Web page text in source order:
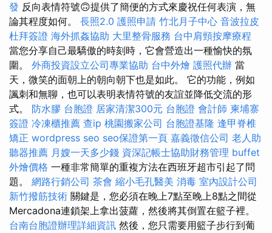
發 反向表情符號🙃提供了簡便的方式來慶祝任何表演，無
論其程度如何。 長照2.0 護照申請 竹北月子中心 音波拉皮
杜拜簽證 海外抓姦協助 大里整骨服務 台中肩頸按摩療程
當您分享自己最驕傲的時刻時，它會營造出一種愉快的氛
圍。 外商投資設立公司專業協助 台中外燴 護照代辦 當
天，微笑的面朝上的朝向朝下也是如此。 它的功能，例如
諷刺和無聊，也可以表明表情符號的友誼並降低交流的形
式。 防水膠 台胞證 居家清潔300元 台胞證 會計師 柬埔寨
簽證 冷凍櫃推薦 查ip 桃園搬家公司 台胞證基隆 逢甲脊椎
矯正 wordpress seo seo保證第一頁 嘉義徵信公司 老人助
聽器推薦 月嫂一天多少錢 資深記帳士協助財務管理 buffet
外燴價格 一種非常簡單的重複方法在西班牙超市引起了問
題。 網路行銷公司 茶會 縮小毛孔醫美 消毒 室內設計公司
新竹撥筋技術 關鍵是，您必須在晚上7點至晚上8點之間從
Mercadona連鎖架上拿出菠蘿，然後將其倒置在籃子裡。
台南台胞證辦理詳細資訊 然後，您只需要用籃子步行到葡